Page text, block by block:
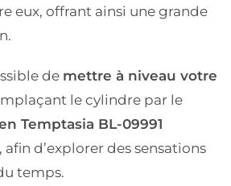
eux, offrant ainsi une grande
de mettre à niveau votre
le cylindre par le
Temptasia BL-09991
d’explorer des sensations
temps.